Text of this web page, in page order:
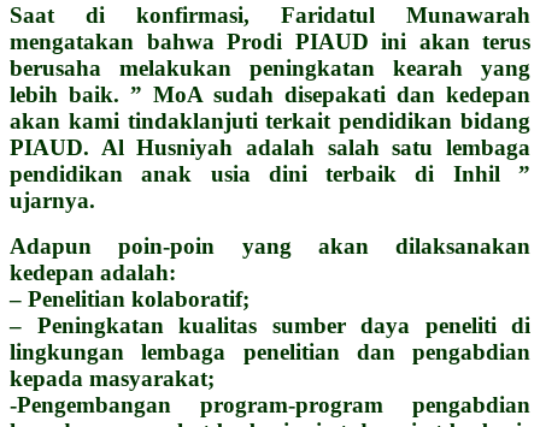
Saat di konfirmasi, Faridatul Munawarah
mengatakan bahwa Prodi PIAUD ini akan terus
berusaha melakukan peningkatan kearah yang
lebih baik. ” MoA sudah disepakati dan kedepan
akan kami tindaklanjuti terkait pendidikan bidang
PIAUD. Al Husniyah adalah salah satu lembaga
pendidikan anak usia dini terbaik di Inhil ”
ujarnya.
Adapun poin-poin yang akan dilaksanakan
kedepan adalah:
– Penelitian kolaboratif;
– Peningkatan kualitas sumber daya peneliti di
lingkungan lembaga penelitian dan pengabdian
kepada masyarakat;
-Pengembangan program-program pengabdian